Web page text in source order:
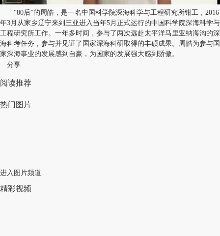
“80后”的周皓，是一名中国科学院深海科学与工程研究所钳工，2016
年3月从家乡辽宁来到三亚进入当年5月正式运行的中国科学院深海科学与
工程研究所工作。一年多时间，参与了两次远赴太平洋马里亚纳海沟的深
海科考任务，参与并见证了国家深海科研取得的丰硕成果。周皓为参与国
家深海事业的发展感到自豪，为国家的发展强大感到骄傲。
分享
阅读推荐
热门图片
进入图片频道
精彩视频